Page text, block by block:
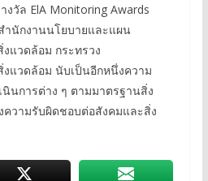
วัล ElA Monitoring Awards
นักงานนโยบายและแผน
แวดล้อม กระทรวง
แวดล้อม นับเป็นอีกหนึ่งความ
นินการต่าง ๆ ตามมาตรฐานสิ่ง
วามรับผิดชอบต่อสังคมและสิ่ง